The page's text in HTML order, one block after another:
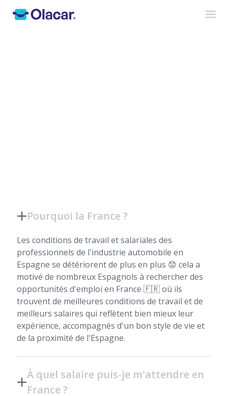
Pourquoi la France ?
Les conditions de travail et salariales des
professionnels de l'industrie automobile en
Espagne se détériorent de plus en plus 😟 cela a
motivé de nombreux Espagnols à rechercher des
opportunités d'emploi en France 🇫🇷 où ils
trouvent de meilleures conditions de travail et de
meilleurs salaires qui reflètent bien mieux leur
expérience, accompagnés d'un bon style de vie et
de la proximité de l'Espagne.
À quel salaire puis-je m'attendre en
France ?